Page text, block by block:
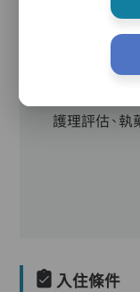
主管,
護理評估、執
入住條件